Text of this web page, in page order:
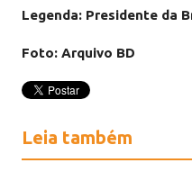
Legenda: Presidente da
Foto: Arquivo BD
Leia também